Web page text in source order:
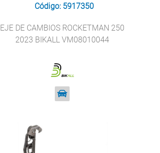
Código: 5917350
EJE DE CAMBIOS ROCKETMAN 250
2023 BIKALL VM08010044